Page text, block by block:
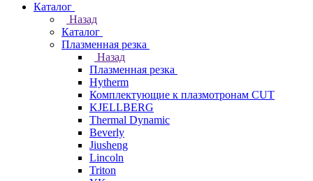
Каталог
Назад
Каталог
Плазменная резка
Назад
Плазменная резка
Hytherm
Комплектующие к плазмотронам CUT
KJELLBERG
Thermal Dynamic
Beverly
Jiusheng
Lincoln
Triton